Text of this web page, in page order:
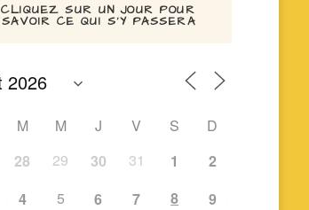
CLIQUEZ SUR UN JOUR POUR
SAVOIR CE QUI S’Y PASSERA
M M J V S
D
28 29 30 31 1
2
4 5 6 7 8
9